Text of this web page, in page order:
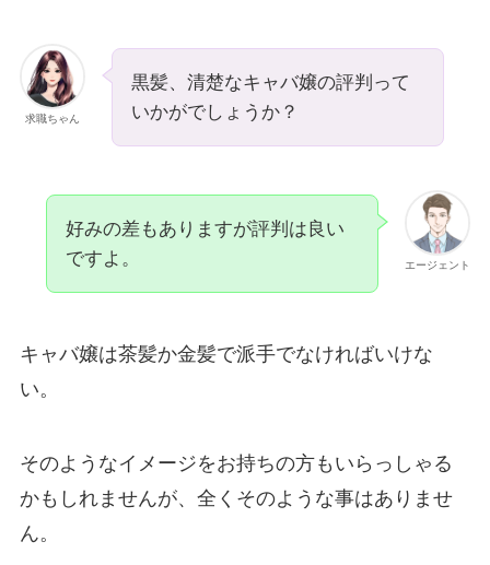
求職ちゃん
黒髪、清楚なキャバ嬢の評判って
いかがでしょうか？
エージェント
好みの差もありますが評判は良い
ですよ。
キャバ嬢は茶髪か金髪で派手でなければいけな
い。
そのようなイメージをお持ちの方もいらっしゃる
かもしれませんが、全くそのような事はありませ
ん。